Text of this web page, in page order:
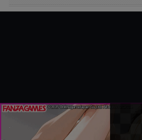
経緯をわかり
フェルメール展のtabiwa